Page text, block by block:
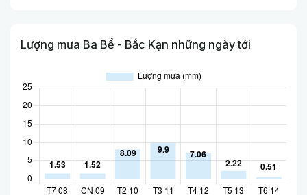
Lượng mưa Ba Bể - Bắc Kạn những ngày tới